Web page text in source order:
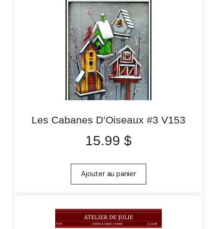
Les Cabanes D’Oiseaux #3 V153
15.99 $
Ajouter au panier